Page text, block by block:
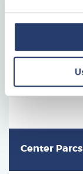
Vorteile der
Immobilien
Geld an
Keine
Center Parcs